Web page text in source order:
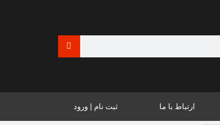
و فردا را به تو می‌سپاریم
ارتباط با ما ثبت نام | ورود